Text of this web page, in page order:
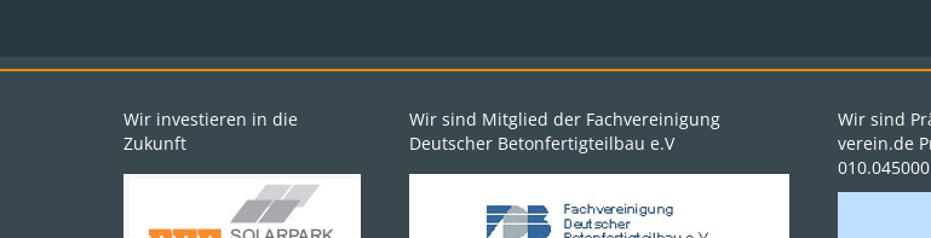
Wir investieren in die
Zukunft
Wir sind Mitglied der Fachvereinigung
Deutscher Betonfertigteilbau e.V
Wir sind
verein.de
010.045000